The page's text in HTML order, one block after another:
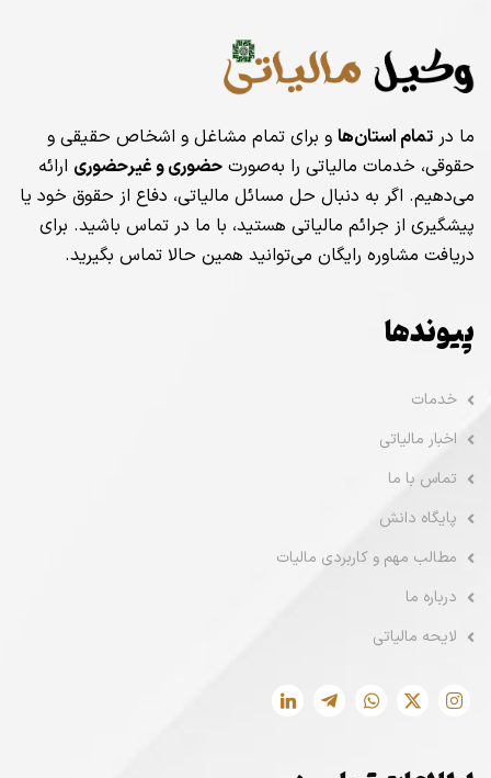
ما در تمام استان‌ها و برای تمام مشاغل و اشخاص حقیقی و
حقوقی، خدمات مالیاتی را به‌صورت حضوری و غیرحضوری ارائه
می‌دهیم. اگر به دنبال حل مسائل مالیاتی، دفاع از حقوق خود یا
پیشگیری از جرائم مالیاتی هستید، با ما در تماس باشید. برای
دریافت مشاوره رایگان می‌توانید همین حالا تماس بگیرید.
پیوندها
خدمات
اخبار مالیاتی
تماس با ما
پایگاه دانش
مطالب مهم و کاربردی مالیات
درباره ما
لایحه مالیاتی